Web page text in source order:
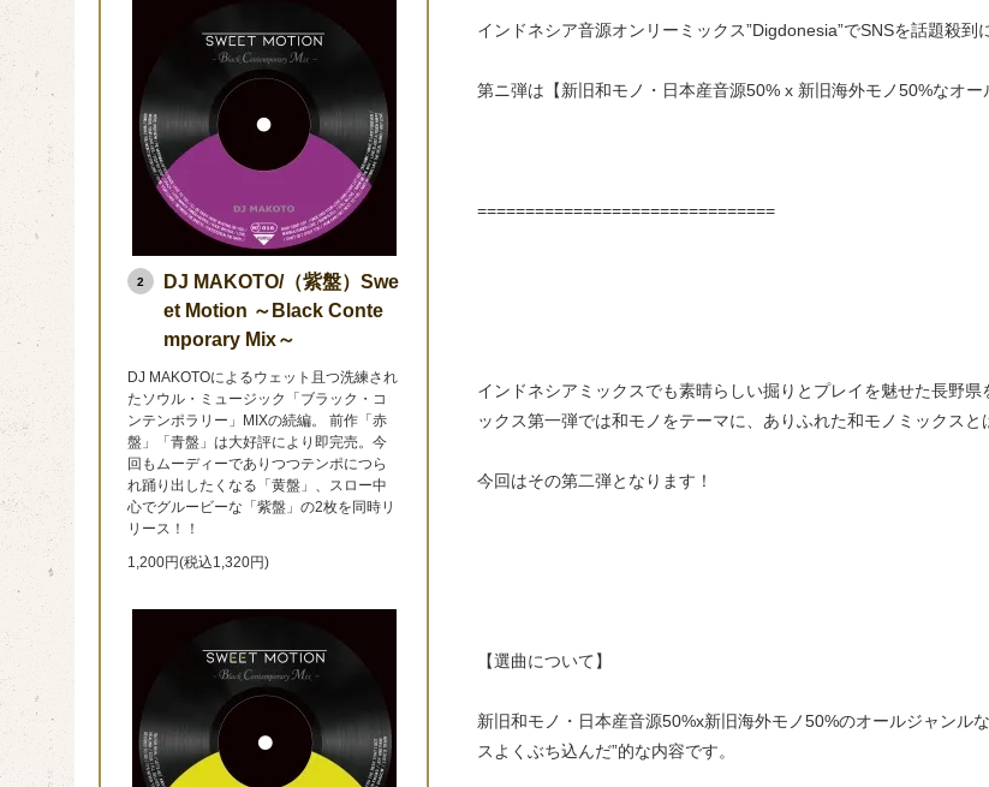
インドネシア音源オンリーミックス”Digdonesia”でSNSを話題殺
第ニ弾は【新旧和モノ・日本産音源50% x 新旧海外モノ50%なオー
===============================
インドネシアミックスでも素晴らしい掘りとプレイを魅せた長野
ックス第一弾では和モノをテーマに、ありふれた和モノミックス
今回はその第二弾となります！
【選曲について】
新旧和モノ・日本産音源50%x新旧海外モノ50%のオールジャンル
スよくぶち込んだ”的な内容です。
2
DJ MAKOTO/（紫盤）Swe
et Motion ～Black Conte
mporary Mix～
DJ MAKOTOによるウェット且つ洗練され
たソウル・ミュージック「ブラック・コ
ンテンポラリー」MIXの続編。 前作「赤
盤」「青盤」は大好評により即完売。今
回もムーディーでありつつテンポにつら
れ踊り出したくなる「黄盤」、スロー中
心でグルービーな「紫盤」の2枚を同時リ
リース！！
1,200円(税込1,320円)